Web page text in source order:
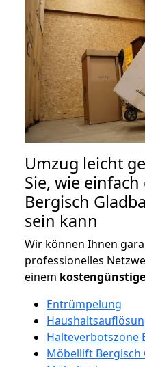
Umzug leicht
Sie, wie
Bergisch
sein kann
Wir können Ihnen
professionelles
einem
Entrümpelung
Halteverbotszone
Möbellift Bergisch